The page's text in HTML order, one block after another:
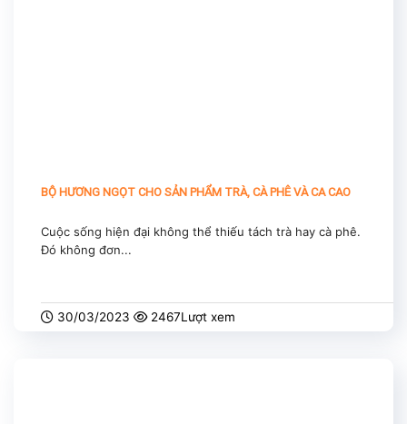
BỘ HƯƠNG NGỌT CHO SẢN PHẨM TRÀ, CÀ PHÊ VÀ CA CAO
Cuộc sống hiện đại không thể thiếu tách trà hay cà phê.
Đó không đơn...
30/03/2023 2467Lượt xem